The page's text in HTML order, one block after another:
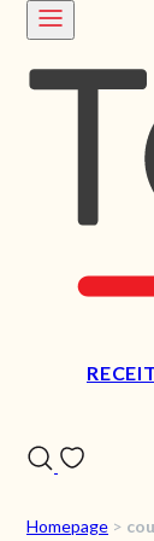
Homepage >